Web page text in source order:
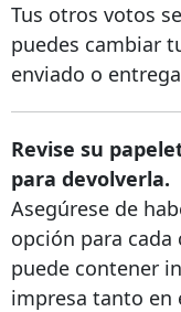
Tus otros votos
puedes cambiar
enviado o
Revise su
para devolverla.
Asegúrese de
opción para cada
puede contener
impresa tanto en